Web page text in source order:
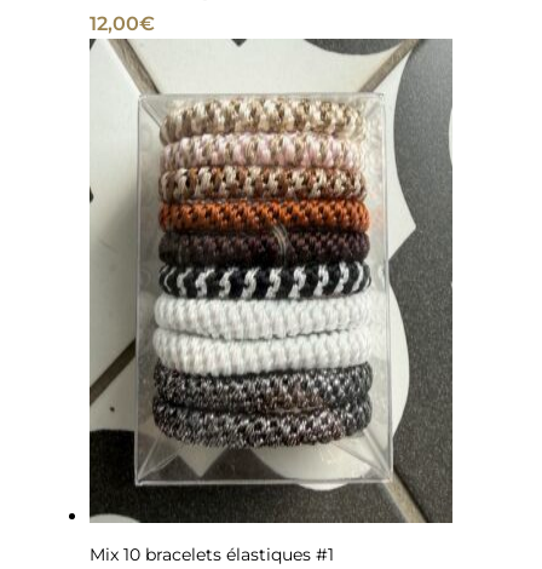
12,00€
Mix 10 bracelets élastiques #1